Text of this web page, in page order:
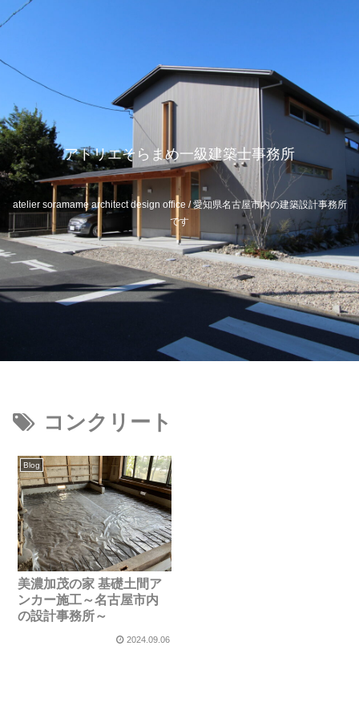
アトリエそらまめ一級建築士事務所
atelier soramame architect design office / 愛知県名古屋市内の建築設計事務所
です
コンクリート
Blog
美濃加茂の家 基礎土間ア
ンカー施工～名古屋市内
の設計事務所～
2024.09.06